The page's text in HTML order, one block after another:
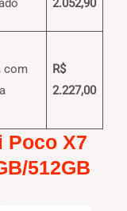
2.052,90
com
R$
2.227,00
Poco X7
512GB